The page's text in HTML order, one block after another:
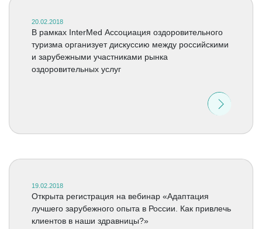
20.02.2018
В рамках InterMed Ассоциация оздоровительного
туризма организует дискуссию между российскими
и зарубежными участниками рынка
оздоровительных услуг
19.02.2018
Открыта регистрация на вебинар «Адаптация
лучшего зарубежного опыта в России. Как привлечь
клиентов в наши здравницы?»